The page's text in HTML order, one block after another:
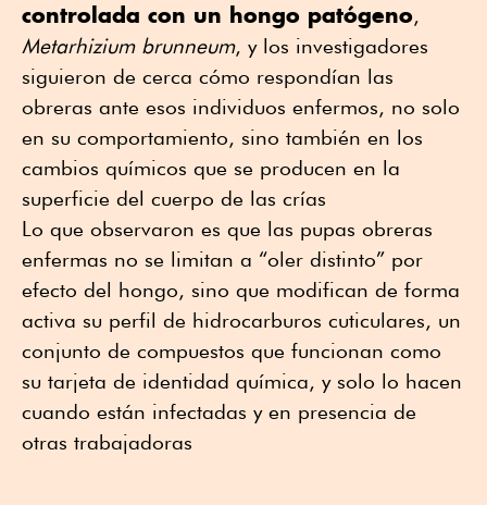
controlada con un hongo patógeno,
Metarhizium brunneum, y los investigadores
siguieron de cerca cómo respondían las
obreras ante esos individuos enfermos, no solo
en su comportamiento, sino también en los
cambios químicos que se producen en la
superficie del cuerpo de las crías
Lo que observaron es que las pupas obreras
enfermas no se limitan a “oler distinto” por
efecto del hongo, sino que modifican de forma
activa su perfil de hidrocarburos cuticulares, un
conjunto de compuestos que funcionan como
su tarjeta de identidad química, y solo lo hacen
cuando están infectadas y en presencia de
otras trabajadoras